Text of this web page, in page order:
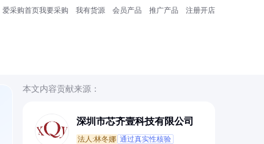
爱采购首页我要采购 我有货源 会员产品 推广产品 注册开店
本文内容贡献来源：
深圳市芯齐壹科技有限公司
法人:林冬娜 通过真实性核验